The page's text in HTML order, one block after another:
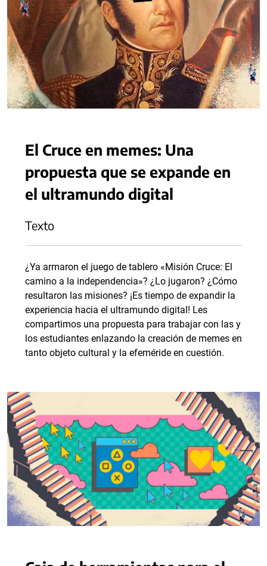
El Cruce en memes: Una
propuesta que se expande en
el ultramundo digital
Texto
¿Ya armaron el juego de tablero «Misión Cruce: El
camino a la independencia»? ¿Lo jugaron? ¿Cómo
resultaron las misiones? ¡Es tiempo de expandir la
experiencia hacia el ultramundo digital! Les
compartimos una propuesta para trabajar con las y
los estudiantes enlazando la creación de memes en
tanto objeto cultural y la efeméride en cuestión.